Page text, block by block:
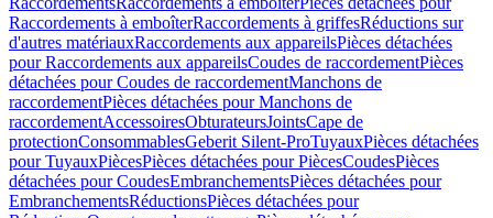
Raccordements à emboîterRaccordements à griffesRéductions sur
d'autres matériauxRaccordements aux appareilsPièces détachées
pour Raccordements aux appareilsCoudes de raccordementPièces
détachées pour Coudes de raccordementManchons de
raccordementPièces détachées pour Manchons de
raccordementAccessoiresObturateursJointsCape de
protectionConsommablesGeberit Silent-ProTuyauxPièces détachées
pour TuyauxPiècesPièces détachées pour PiècesCoudesPièces
détachées pour CoudesEmbranchementsPièces détachées pour
EmbranchementsRéductionsPièces détachées pour